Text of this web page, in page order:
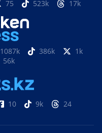
75 523k 17k
1087k 386k
1k
56k
10 9k 24